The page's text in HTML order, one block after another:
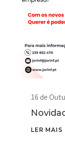
16 de
LER MAIS